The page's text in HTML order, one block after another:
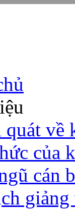
về
của
cán
giảng